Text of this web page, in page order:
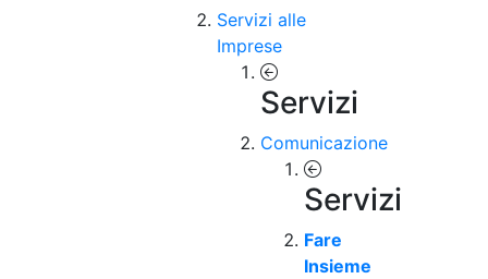
Servizi alle
Imprese
Servizi
Comunicazione
Servizi
Fare
Insieme